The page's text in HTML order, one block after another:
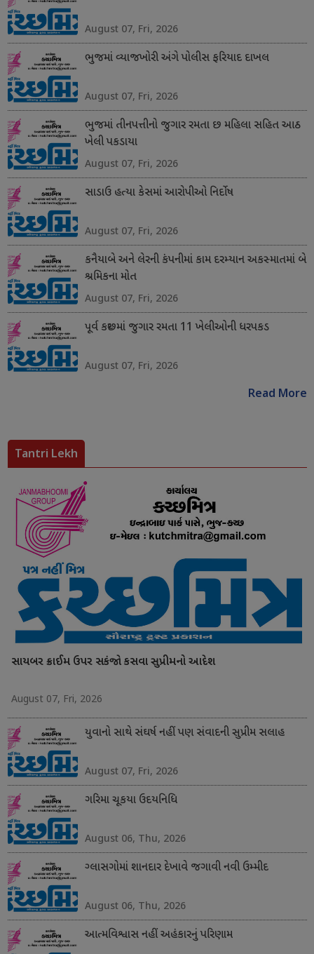
August 07, Fri, 2026
ભુજમાં વ્યાજખોરી અંગે પોલીસ ફરિયાદ દાખલ
August 07, Fri, 2026
ભુજમાં તીનપત્તીનો જુગાર રમતા છ મહિલા સહિત આઠ
ખેલી પકડાયા
August 07, Fri, 2026
સાડાઉ હત્યા કેસમાં આરોપીઓ નિર્દોષ
August 07, Fri, 2026
કનૈયાબે અને લેરની કંપનીમાં કામ દરમ્યાન અકસ્માતમાં બે
શ્રમિકના મોત
August 07, Fri, 2026
પૂર્વ કચ્છમાં જુગાર રમતા 11 ખેલીઓની ધરપકડ
August 07, Fri, 2026
Read More
Tantri Lekh
સાયબર ક્રાઈમ ઉપર સકંજો કસવા સુપ્રીમનો આદેશ
August 07, Fri, 2026
યુવાનો સાથે સંઘર્ષ નહીં પણ સંવાદની સુપ્રીમ સલાહ
August 07, Fri, 2026
ગરિમા ચૂકયા ઉદયનિધિ
August 06, Thu, 2026
ગ્લાસગોમાં શાનદાર દેખાવે જગાવી નવી ઉમ્મીદ
August 06, Thu, 2026
આત્મવિશ્વાસ નહીં અહંકારનું પરિણામ